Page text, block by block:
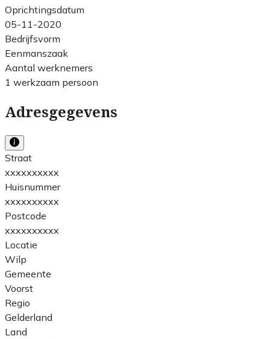
Oprichtingsdatum
05-11-2020
Bedrijfsvorm
Eenmanszaak
Aantal werknemers
1 werkzaam persoon
Adresgegevens
Straat
xxxxxxxxxx
Huisnummer
xxxxxxxxxx
Postcode
xxxxxxxxxx
Locatie
Wilp
Gemeente
Voorst
Regio
Gelderland
Land